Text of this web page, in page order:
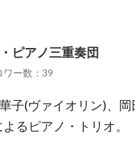
ピアノ三重奏団
ワー数：39
子(ヴァイオリン)、
よるピアノ・トリオ。